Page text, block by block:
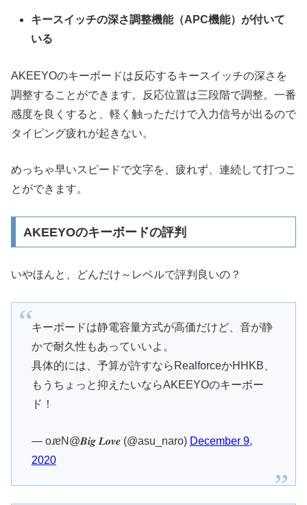
キースイッチの深さ調整機能（APC機能）が付いて
いる
AKEEYOのキーボードは反応するキースイッチの深さを
調整することができます。反応位置は三段階で調整。一番
感度を良くすると、軽く触っただけで入力信号が出るので
タイピング疲れが起きない。
めっちゃ早いスピードで文字を、疲れず、連続して打つこ
とができます。
AKEEYOのキーボードの評判
いやほんと、どんだけ～レベルで評判良いの？
キーボードは静電容量方式が高価だけど、音が静
かで耐久性もあっていいよ。
具体的には、予算が許すならRealforceかHHKB、
もうちょっと抑えたいならAKEEYOのキーボー
ド！
— oɹɐN@𝑩𝒊𝒈 𝑳𝒐𝒗𝒆 (@asu_naro) December 9,
2020